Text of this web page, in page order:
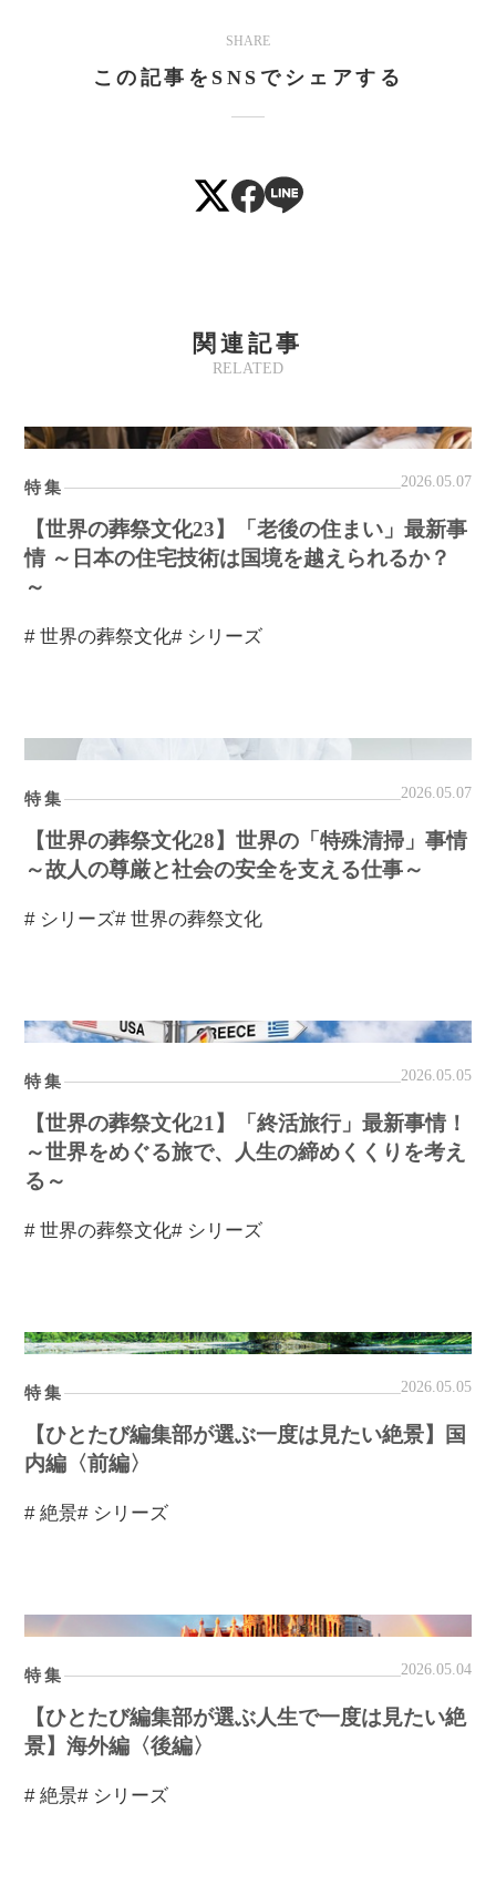
SHARE
この記事をSNSでシェアする
RELATED
関連記事
特集 2026.05.07
【世界の葬祭文化23】「老後の住まい」最新事
情 ～日本の住宅技術は国境を越えられるか？
～
# 世界の葬祭文化# シリーズ
特集 2026.05.07
【世界の葬祭文化28】世界の「特殊清掃」事情
～故人の尊厳と社会の安全を支える仕事～
# シリーズ# 世界の葬祭文化
特集 2026.05.05
【世界の葬祭文化21】「終活旅行」最新事情！
～世界をめぐる旅で、人生の締めくくりを考え
る～
# 世界の葬祭文化# シリーズ
特集 2026.05.05
【ひとたび編集部が選ぶ一度は見たい絶景】国
内編〈前編〉
# 絶景# シリーズ
特集 2026.05.04
【ひとたび編集部が選ぶ人生で一度は見たい絶
景】海外編〈後編〉
# 絶景# シリーズ